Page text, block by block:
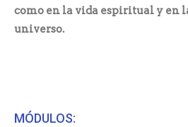
como en la vida espiritual y en
universo.
MÓDULOS: